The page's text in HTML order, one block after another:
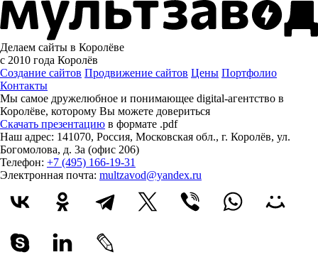
Делаем сайты в Королёве
с 2010 года Королёв
Создание сайтов Продвижение сайтов Цены Портфолио
Контакты
Мы самое дружелюбное и понимающее digital-агентство в
Королёве, которому Вы можете довериться
Скачать презентацию в формате .pdf
Наш адрес: 141070, Россия, Московская обл., г. Королёв, ул.
Богомолова, д. 3а (офис 206)
Телефон: +7 (495) 166-19-31
Электронная почта: multzavod@yandex.ru